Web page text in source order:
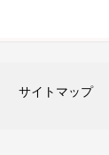
サイトマップ